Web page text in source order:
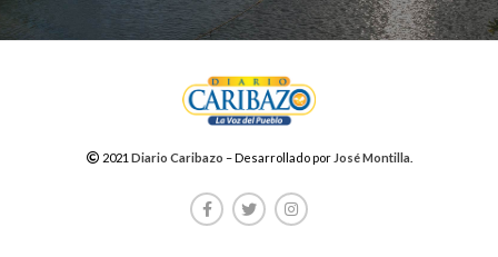
2021 Diario Caribazo – Desarrollado por José Montilla